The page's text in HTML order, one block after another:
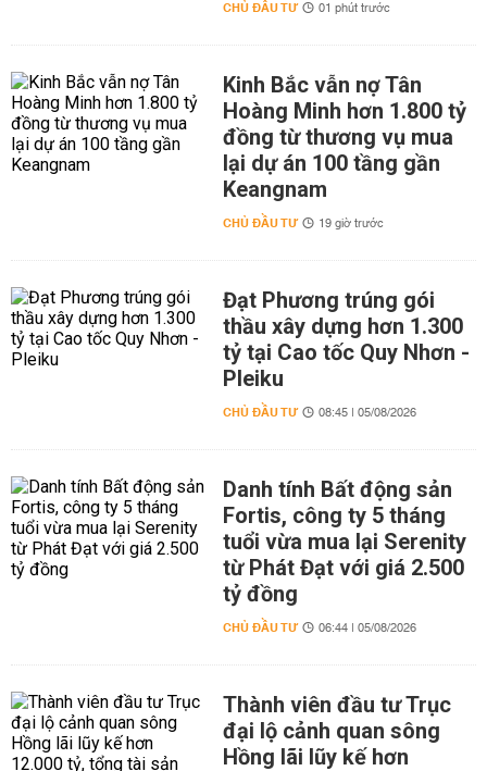
CHỦ ĐẦU TƯ 01 phút trước
Kinh Bắc vẫn nợ Tân
Hoàng Minh hơn 1.800 tỷ
đồng từ thương vụ mua
lại dự án 100 tầng gần
Keangnam
CHỦ ĐẦU TƯ 19 giờ trước
Đạt Phương trúng gói
thầu xây dựng hơn 1.300
tỷ tại Cao tốc Quy Nhơn -
Pleiku
CHỦ ĐẦU TƯ 08:45 | 05/08/2026
Danh tính Bất động sản
Fortis, công ty 5 tháng
tuổi vừa mua lại Serenity
từ Phát Đạt với giá 2.500
tỷ đồng
CHỦ ĐẦU TƯ 06:44 | 05/08/2026
Thành viên đầu tư Trục
đại lộ cảnh quan sông
Hồng lãi lũy kế hơn